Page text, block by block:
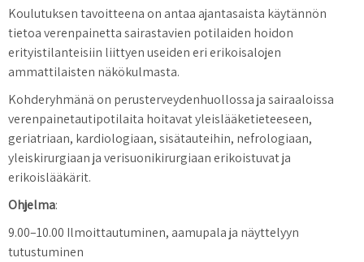
Koulutuksen tavoitteena on antaa ajantasaista käytännön
tietoa verenpainetta sairastavien potilaiden hoidon
erityistilanteisiin liittyen useiden eri erikoisalojen
ammattilaisten näkökulmasta.
Kohderyhmänä on perusterveydenhuollossa ja sairaaloissa
verenpainetautipotilaita hoitavat yleislääketieteeseen,
geriatriaan, kardiologiaan, sisätauteihin, nefrologiaan,
yleiskirurgiaan ja verisuonikirurgiaan erikoistuvat ja
erikoislääkärit.
Ohjelma:
9.00–10.00 Ilmoittautuminen, aamupala ja näyttelyyn
tutustuminen